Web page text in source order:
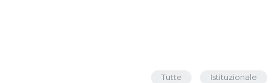
Tutte Istituzionale